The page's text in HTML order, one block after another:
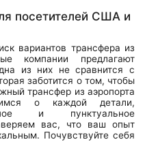
посетителей США и
вариантов трансфера из
компании предлагают
из них не сравнится с
заботится о том, чтобы
трансфер из аэропорта
о каждой детали,
и пунктуальное
вас, что ваш опыт
Почувствуйте себя